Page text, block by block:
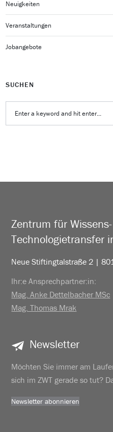
Neuigkeiten
Veranstaltungen
Jobangebote
SUCHEN
Zentrum für
Technologietransfer
Neue Stiftingtalstraße 2 |
Ihr:e Ansprechpartner:in:
Mag. Anke Dettelbacher MSc
Mag. Thomas Mrak
Newsletter
Möchten Sie immer am
sich im ZWT gerade so tut?
Newsletter abonnieren